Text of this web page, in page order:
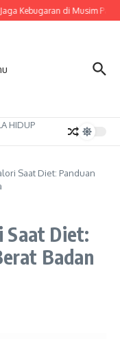
Kebugaran di Musim Panas
HIDUP
Saat Diet: Panduan
Saat Diet:
Badan